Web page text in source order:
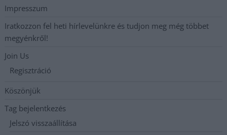
Impresszum
Iratkozzon fel heti hírlevelünkre és tudjon meg még többet
megyénkről!
Join Us
Regisztráció
Köszönjük
Tag bejelentkezés
Jelszó visszaállítása